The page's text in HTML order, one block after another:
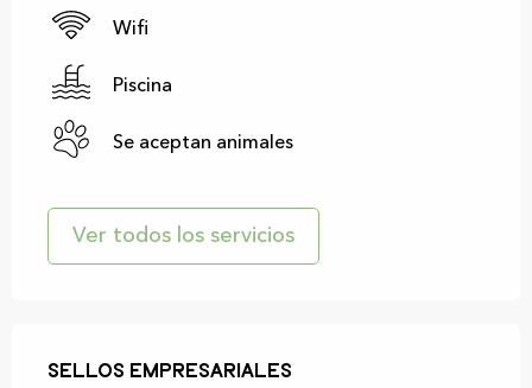
Wifi
Piscina
Se aceptan animales
Ver todos los servicios
Sellos empresariales
Sellos empresariales